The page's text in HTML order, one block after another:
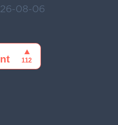
08-06